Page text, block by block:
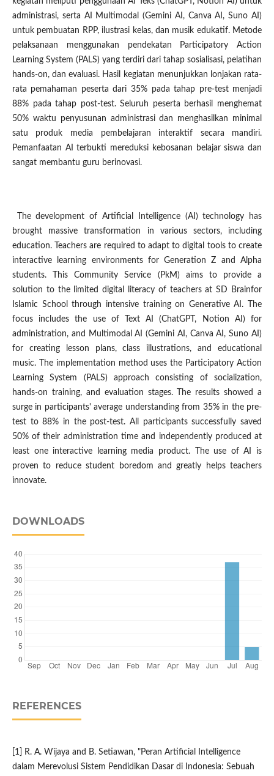
administrasi, serta AI Multimodal (Gemini AI, Canva AI, Suno AI)
untuk pembuatan RPP, ilustrasi kelas, dan musik edukatif. Metode
pelaksanaan menggunakan pendekatan Participatory Action
Learning System (PALS) yang terdiri dari tahap sosialisasi, pelatihan
hands-on, dan evaluasi. Hasil kegiatan menunjukkan lonjakan rata-
rata pemahaman peserta dari 35% pada tahap pre-test menjadi
88% pada tahap post-test. Seluruh peserta berhasil menghemat
50% waktu penyusunan administrasi dan menghasilkan minimal
satu produk media pembelajaran interaktif secara mandiri.
Pemanfaatan AI terbukti mereduksi kebosanan belajar siswa dan
sangat membantu guru berinovasi.
The development of Artificial Intelligence (AI) technology has
brought massive transformation in various sectors, including
education. Teachers are required to adapt to digital tools to create
interactive learning environments for Generation Z and Alpha
students. This Community Service (PkM) aims to provide a
solution to the limited digital literacy of teachers at SD Brainfor
Islamic School through intensive training on Generative AI. The
focus includes the use of Text AI (ChatGPT, Notion AI) for
administration, and Multimodal AI (Gemini AI, Canva AI, Suno AI)
for creating lesson plans, class illustrations, and educational
music. The implementation method uses the Participatory Action
Learning System (PALS) approach consisting of socialization,
hands-on training, and evaluation stages. The results showed a
surge in participants' average understanding from 35% in the pre-
test to 88% in the post-test. All participants successfully saved
50% of their administration time and independently produced at
least one interactive learning media product. The use of AI is
proven to reduce student boredom and greatly helps teachers
innovate.
DOWNLOADS
REFERENCES
[1] R. A. Wijaya and B. Setiawan, "Peran Artificial Intelligence
dalam Merevolusi Sistem Pendidikan Dasar di Indonesia: Sebuah